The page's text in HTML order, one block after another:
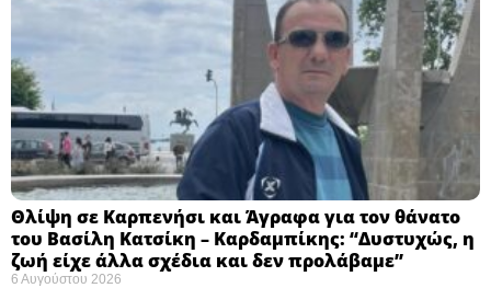
Θλίψη σε Καρπενήσι και Άγραφα για τον θάνατο
του Βασίλη Κατσίκη – Καρδαμπίκης: “Δυστυχώς, η
ζωή είχε άλλα σχέδια και δεν προλάβαμε”
6 Αυγούστου 2026